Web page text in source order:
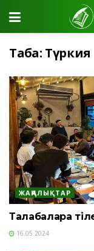
Таңба: Түркия
ЖАҢАЛЫҚТАР
Талабаларға
16.05.2024